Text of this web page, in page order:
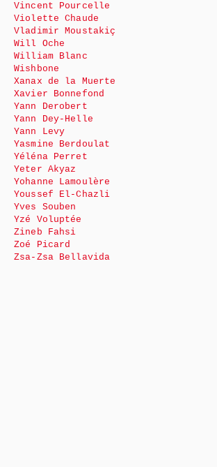
Vincent Pourcelle
Violette Chaude
Vladimir Moustakiç
Will Oche
William Blanc
Wishbone
Xanax de la Muerte
Xavier Bonnefond
Yann Derobert
Yann Dey-Helle
Yann Levy
Yasmine Berdoulat
Yéléna Perret
Yeter Akyaz
Yohanne Lamoulère
Youssef El-Chazli
Yves Souben
Yzé Voluptée
Zineb Fahsi
Zoé Picard
Zsa-Zsa Bellavida